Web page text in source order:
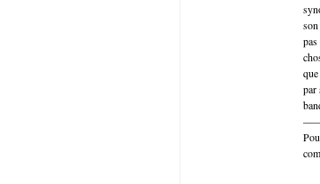
par